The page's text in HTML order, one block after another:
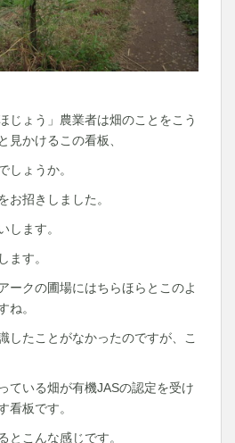
じょう」農業者は畑のことをこう
見かけるこの看板、
しょうか。
お招きしました。
ます。
す。
クの圃場にはちらほらとこのよ
ね。
ことがなかったのですが、こ
いる畑が有機JASの認定を受け
看板です。
んな感じです。